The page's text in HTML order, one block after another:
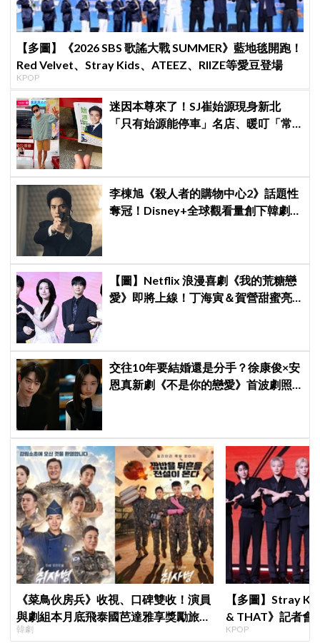
【多圖】《2026 SBS 歌謠大戰 SUMMER》藍地毯開跑！
Red Velvet、Stray Kids、ATEEZ、RIIZE等愛豆登場
KPOP
迷因本尊來了！SJ崔始源現身新北
「只有始源能停車」名店、暖叮「常
李棟旭《殺人者的購物中心2》話題性
奪冠！Disney+全球觀看量創下韓劇新
【圖】Netflix 浪漫喜劇《我的荒糖戀
愛》即將上線！丁海寅＆賀營甜蜜亮
交往10年要結婚還是分手？徐康俊×安
恩真新劇《不是你的戀愛》首波劇照
《菜鳥伙房兵》收視、口碑雙收！演員
與劇組本月底飛泰國芭達雅享獎勵旅
行，慶祝亮眼成績
韓劇
【多圖】Stray
& THAT》記者會
滿自信，預告「
KPOP